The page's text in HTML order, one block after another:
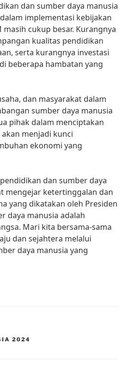
dan sumber daya manusia
implementasi kebijakan
cukup besar. Kurangnya
kualitas pendidikan
serta kurangnya investasi
beberapa hambatan yang
dan masyarakat dalam
sumber daya manusia
pihak dalam menciptakan
menjadi kunci
ekonomi yang
dan sumber daya
mengejar ketertinggalan dan
yang dikatakan oleh Presiden
daya manusia adalah
Mari kita bersama-sama
dan sejahtera melalui
daya manusia yang
2024